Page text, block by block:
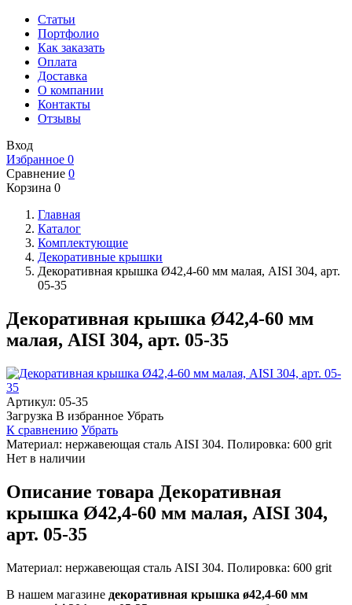
Статьи
Портфолио
Как заказать
Оплата
Доставка
О компании
Контакты
Отзывы
Вход
Избранное 0
Сравнение 0
Корзина 0
Главная
Каталог
Комплектующие
Декоративные крышки
Декоративная крышка Ø42,4-60 мм малая, AISI 304, арт.
05-35
Декоративная крышка Ø42,4-60 мм
малая, AISI 304, арт. 05-35
Артикул: 05-35
Загрузка В избранное Убрать
К сравнению Убрать
Материал: нержавеющая сталь AISI 304. Полировка: 600 grit
Нет в наличии
Описание товара Декоративная
крышка Ø42,4-60 мм малая, AISI 304,
арт. 05-35
Материал: нержавеющая сталь AISI 304. Полировка: 600 grit
В нашем магазине декоративная крышка ø42,4-60 мм